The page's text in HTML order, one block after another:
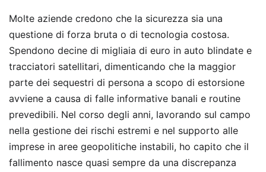
Molte aziende credono che la sicurezza sia una
questione di forza bruta o di tecnologia costosa.
Spendono decine di migliaia di euro in auto blindate e
tracciatori satellitari, dimenticando che la maggior
parte dei sequestri di persona a scopo di estorsione
avviene a causa di falle informative banali e routine
prevedibili. Nel corso degli anni, lavorando sul campo
nella gestione dei rischi estremi e nel supporto alle
imprese in aree geopolitiche instabili, ho capito che il
fallimento nasce quasi sempre da una discrepanza